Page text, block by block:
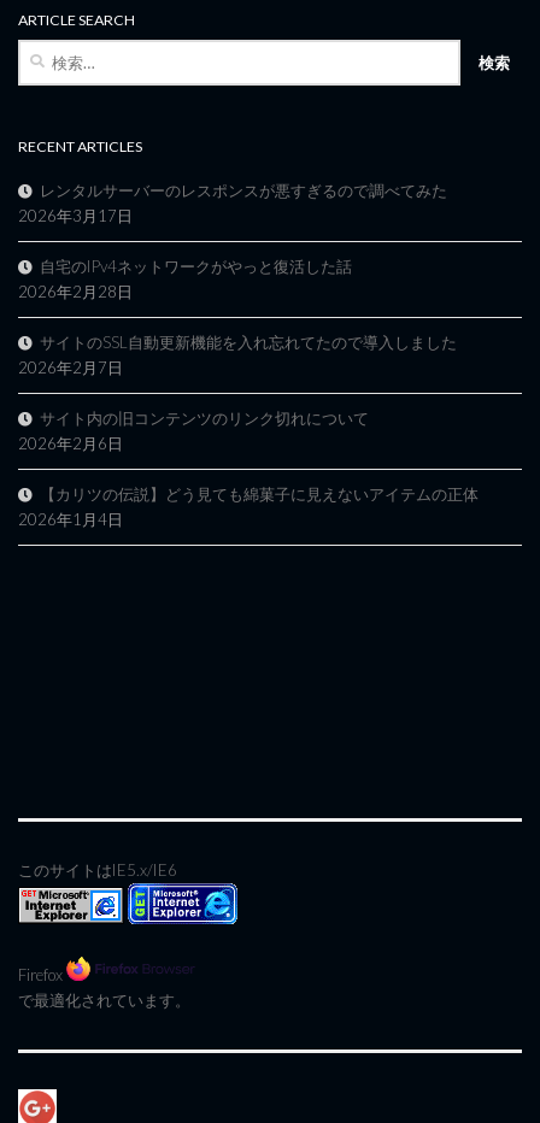
ARTICLE SEARCH
検
RECENT ARTICLES
レンタルサーバーのレスポンスが悪すぎるので調べてみた
2026年3月17日
自宅のIPv4ネットワークがやっと復活した話
2026年2月28日
サイトのSSL自動更新機能を入れ忘れてたので導入しました
2026年2月7日
サイト内の旧コンテンツのリンク切れについて
2026年2月6日
【カリツの伝説】どう見ても綿菓子に見えないアイテムの正体
2026年1月4日
このサイトはIE5.x/IE6
Firefox
で最適化されています。